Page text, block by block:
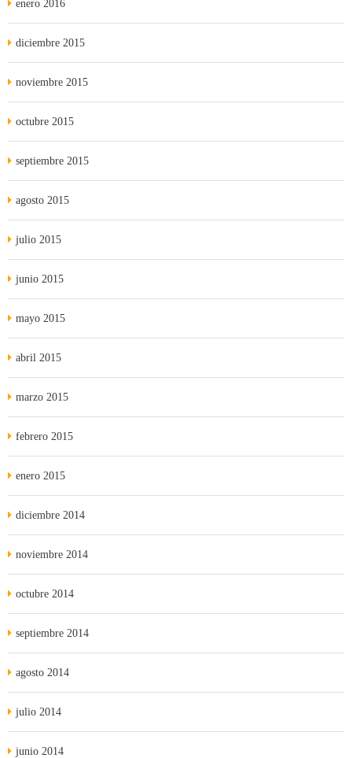
enero 2016
diciembre 2015
noviembre 2015
octubre 2015
septiembre 2015
agosto 2015
julio 2015
junio 2015
mayo 2015
abril 2015
marzo 2015
febrero 2015
enero 2015
diciembre 2014
noviembre 2014
octubre 2014
septiembre 2014
agosto 2014
julio 2014
junio 2014